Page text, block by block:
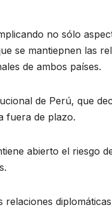
no sólo
se mantiepnen las
de ambos países.
de Perú, que
fuera de plazo.
abierto el riesgo